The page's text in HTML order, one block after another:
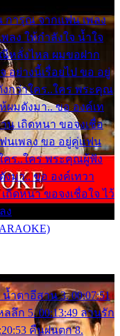
การุณ จากแฟน เพลง
ลง ให้กำลังใจ น้ำใจ
หลั่งไหล ผมขอฝาก
อย่างนี้เรื่อยไป ขอ อยู่
งกว่าใคร..ใคร พระคุณ
ผมดังมา.. ขอ องค์เท
เถิดหนา ขอจงเชื่อ
นเพลง ขอ อยู่คู่แฟน
คร..ใคร พระคุณผู้ฟัง
มา.. ขอ องค์เทวา
ดหนา ขอจงเชื่อใจ ไว้
ง
น้ำตาอีสาน 3. 00:07:51
ลึก 5. 00:13:49 ลานรัก
คืนฝนตก 8.